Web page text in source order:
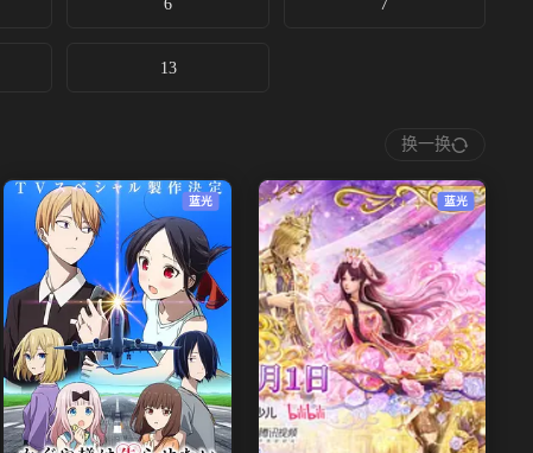
6 7
13
换一换
蓝光 蓝光